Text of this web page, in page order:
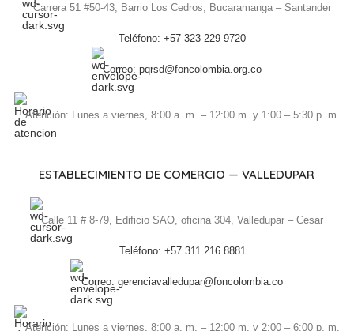
Carrera 51 #50-43, Barrio Los Cedros, Bucaramanga – Santander
Teléfono: +57 323 229 9720
Correo: pqrsd@foncolombia.org.co
Atención: Lunes a viernes, 8:00 a. m. – 12:00 m. y 1:00 – 5:30 p. m.
ESTABLECIMIENTO DE COMERCIO — VALLEDUPAR
Calle 11 # 8-79, Edificio SAO, oficina 304, Valledupar – Cesar
Teléfono: +57 311 216 8881
Correo: gerenciavalledupar@foncolombia.co
Atención: Lunes a viernes, 8:00 a. m. – 12:00 m. y 2:00 – 6:00 p. m.